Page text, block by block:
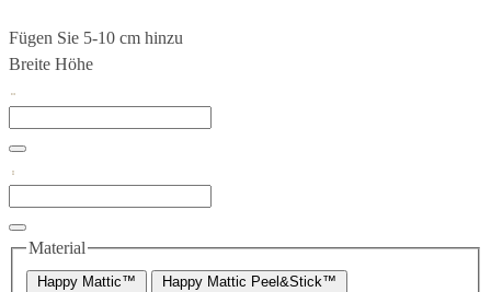
Fügen Sie 5-10 cm hinzu
Breite Höhe
Material
Happy Mattic™ Happy Mattic Peel&Stick™